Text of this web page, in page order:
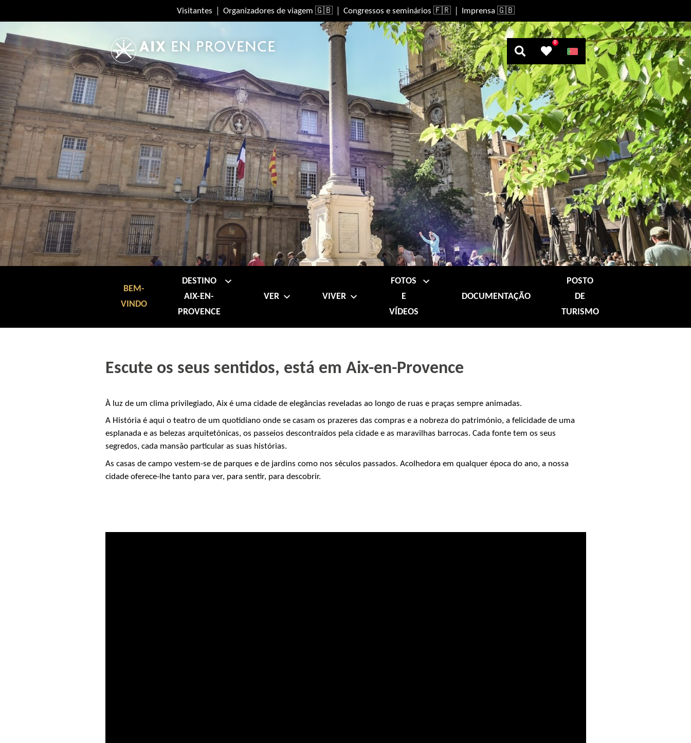
Visitantes Organizadores de viagem 🇬🇧 Congressos e seminários 🇫🇷 Imprensa 🇬🇧
0
BEM-
VINDO
DESTINO
AIX-EN-
PROVENCE
VER VIVER
FOTOS
E
VÍDEOS
DOCUMENTAÇÃO
POSTO
DE
TURISMO
Escute os seus sentidos, está em Aix-en-Provence
À luz de um clima privilegiado, Aix é uma cidade de elegâncias reveladas ao longo de ruas e praças sempre animadas.
A História é aqui o teatro de um quotidiano onde se casam os prazeres das compras e a nobreza do património, a felicidade de uma
esplanada e as belezas arquitetónicas, os passeios descontraídos pela cidade e as maravilhas barrocas. Cada fonte tem os seus
segredos, cada mansão particular as suas histórias.
As casas de campo vestem-se de parques e de jardins como nos séculos passados. Acolhedora em qualquer época do ano, a nossa
cidade oferece-lhe tanto para ver, para sentir, para descobrir.